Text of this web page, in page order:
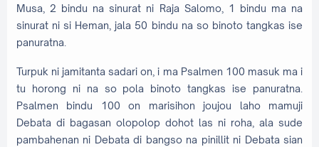
Musa, 2 bindu na sinurat ni Raja Salomo, 1 bindu ma na
sinurat ni si Heman, jala 50 bindu na so binoto tangkas ise
panuratna.
Turpuk ni jamitanta sadari on, i ma Psalmen 100 masuk ma i
tu horong ni na so pola binoto tangkas ise panuratna.
Psalmen bindu 100 on marisihon joujou laho mamuji
Debata di bagasan olopolop dohot las ni roha, ala sude
pambahenan ni Debata di bangso na pinillit ni Debata sian